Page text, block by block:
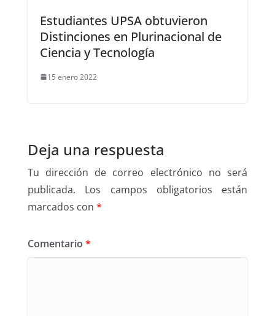
Estudiantes UPSA obtuvieron
Distinciones en Plurinacional de
Ciencia y Tecnología
15 enero 2022
Deja una respuesta
Tu dirección de correo electrónico no será
publicada.
Los campos obligatorios están
marcados con *
Comentario *